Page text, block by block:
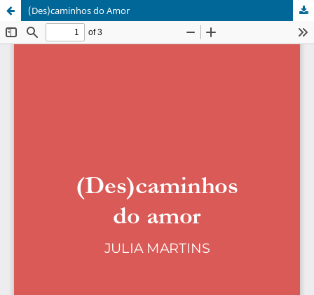
(Des)caminhos do Amor